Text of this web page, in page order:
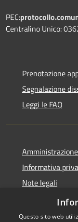
PEC:
Centralino Unico:
Prenotazione
Segnalazione
Leggi le FAQ
Informativa
Note legali
Dichiarazione di
Questo sito web